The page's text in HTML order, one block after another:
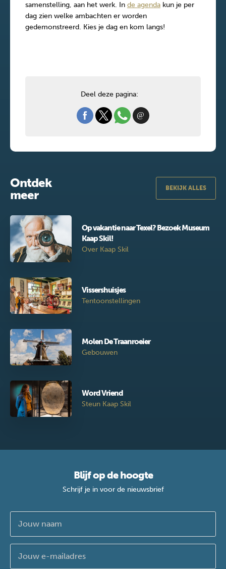
samenstelling, aan het werk. In de agenda kun je per
dag zien welke ambachten er worden
gedemonstreerd. Kies je dag en kom langs!
Deel deze pagina:
Ontdek
meer
BEKIJK ALLES
Op vakantie naar Texel? Bezoek Museum
Kaap Skil!
Over Kaap Skil
Vissershuisjes
Tentoonstellingen
Molen De Traanroeier
Gebouwen
Word Vriend
Steun Kaap Skil
Blijf op de hoogte
Schrijf je in voor de nieuwsbrief